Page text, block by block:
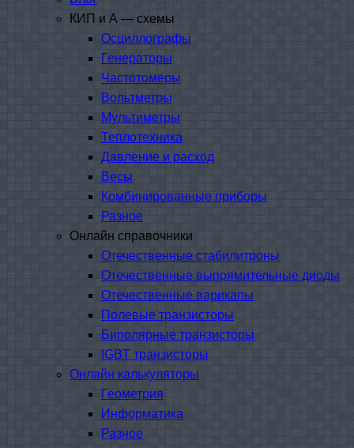
КИП и А — схемы
Осциллографы
Генераторы
Частотомеры
Вольтметры
Мультиметры
Теплотехника
Давление и расход
Весы
Комбинированные приборы
Разное
Онлайн справочники
Отечественные стабилитроны
Отечественные выпрямительные диоды
Отечественные варикапы
Полевые транзисторы
Биполярные транзисторы
IGBT транзисторы
Онлайн калькуляторы
Геометрия
Информатика
Разное